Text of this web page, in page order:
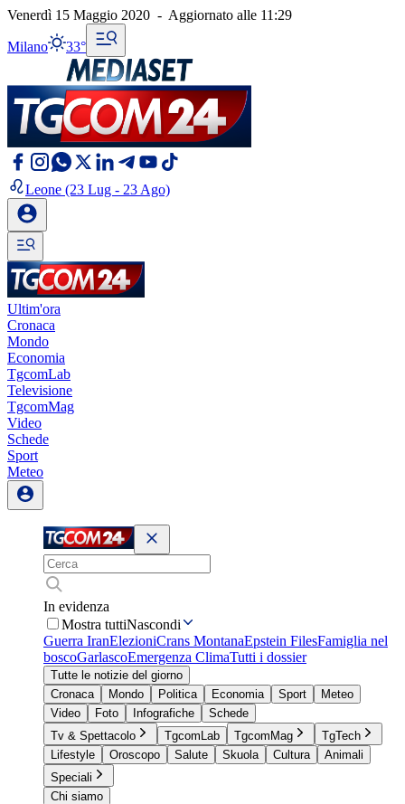
Venerdì 15 Maggio 2020 - Aggiornato alle 11:29
Milano 33°
Leone (23 Lug - 23 Ago)
Ultim'ora
Cronaca
Mondo
Economia
TgcomLab
Televisione
TgcomMag
Video
Schede
Sport
Meteo
In evidenza
Mostra tuttiNascondi
Guerra IranElezioniCrans MontanaEpstein FilesFamiglia nel
boscoGarlascoEmergenza ClimaTutti i dossier
Tutte le notizie del giorno
Cronaca
Mondo Politica Economia Sport
Meteo
Video
Foto Infografiche
Schede
Tv & Spettacolo
TgcomLab TgcomMag
TgTech
Lifestyle
Oroscopo Salute Skuola Cultura
Animali
Speciali
Chi siamo